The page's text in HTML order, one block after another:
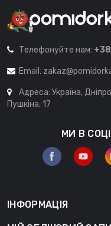
Телефонуйте нам:
Email:
Адреса: Україна,
Пушкіна, 17
МИ В
ІНФОРМАЦІЯ